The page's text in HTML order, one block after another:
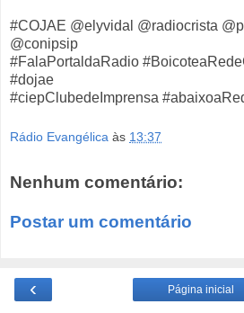
#COJAE @elyvidal @radiocrista
@conipsip
#FalaPortaldaRadio
#dojae
#ciepClubedeImprensa
Rádio Evangélica às 13:37
Nenhum comentário:
Postar um comentário
‹ Página inicial